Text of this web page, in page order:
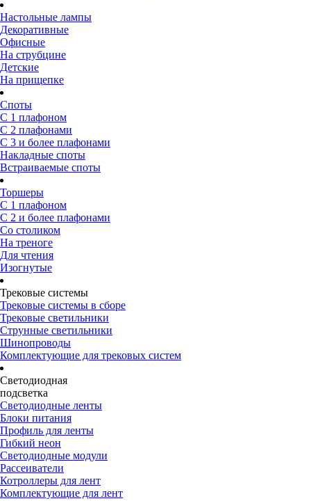
Настольные лампы
Декоративные
Офисные
На струбцине
Детские
На прищепке
Споты
С 1 плафоном
С 2 плафонами
С 3 и более плафонами
Накладные споты
Встраиваемые споты
Торшеры
С 1 плафоном
С 2 и более плафонами
Со столиком
На треноге
Для чтения
Изогнутые
Трековые системы
Трековые системы в сборе
Трековые светильники
Струнные светильники
Шинопроводы
Комплектующие для трековых систем
Светодиодная
подсветка
Светодиодные ленты
Блоки питания
Профиль для ленты
Гибкий неон
Светодиодные модули
Рассеиватели
Котроллеры для лент
Комплектующие для лент